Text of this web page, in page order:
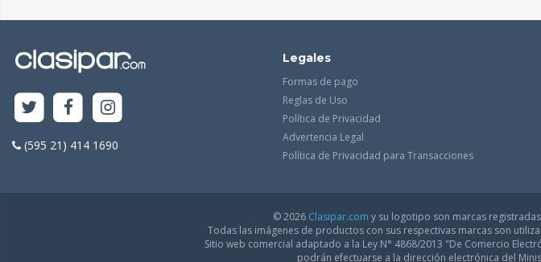
(595 21) 414 1690
Legales
Formas de pago
Reglas de Uso
Política de Privacidad
Advertencia Legal
Política de Privacidad para Transacciones
© 2026 Clasipar.com y su logotipo son marcas
Todas las imágenes de productos con sus respectivas marcas son
Sitio web comercial adaptado a la Ley N° 4868/2013 "De Comercio
podrán efectuarse a la dirección electrónica del